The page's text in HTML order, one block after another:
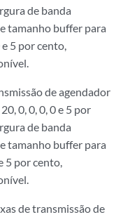
de banda
tamanho buffer para
e 5 por cento,
de agendador
0, 0, 0, 0 e 5 por
de banda
tamanho buffer para
5 por cento,
de transmissão de